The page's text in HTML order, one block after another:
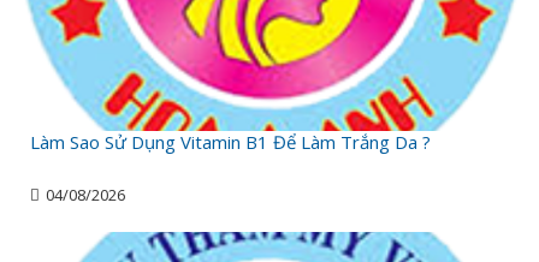
Làm Sao Sử Dụng Vitamin B1 Để Làm Trắng Da ?
04/08/2026